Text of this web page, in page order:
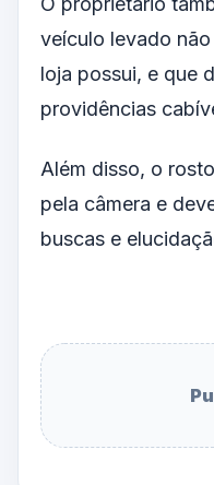
veículo levado
loja possui, e que
providências
Além disso, o
pela câmera e
buscas e